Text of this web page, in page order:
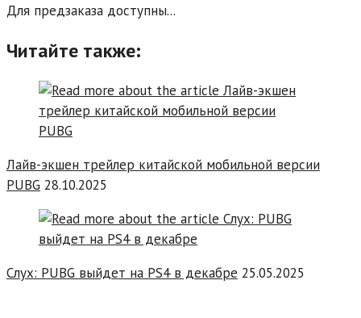
Для предзаказа доступны...
Читайте также:
Лайв-экшен трейлер китайской мобильной версии
PUBG 28.10.2025
Cлух: PUBG выйдет на PS4 в декабре 25.05.2025